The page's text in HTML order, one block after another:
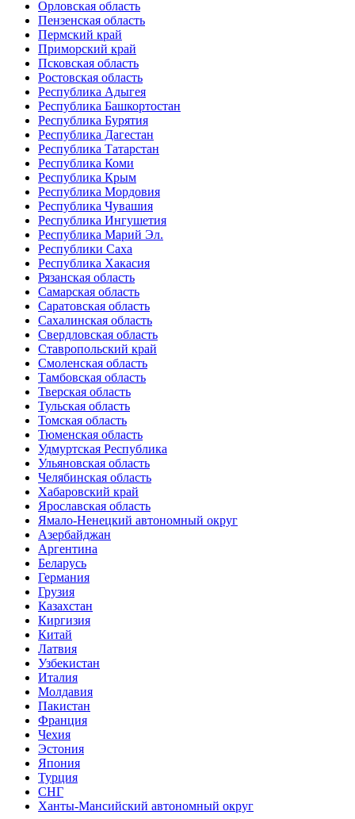
Орловская область
Пензенская область
Пермский край
Приморский край
Псковская область
Ростовская область
Республика Адыгея
Республика Башкортостан
Республика Бурятия
Республика Дагестан
Республика Татарстан
Республика Коми
Республика Крым
Республика Мордовия
Республика Чувашия
Республика Ингушетия
Республика Марий Эл.
Республики Саха
Республика Хакасия
Рязанская область
Самарская область
Саратовская область
Сахалинская область
Свердловская область
Ставропольский край
Смоленская область
Тамбовская область
Тверская область
Тульская область
Томская область
Тюменская область
Удмуртская Республика
Ульяновская область
Челябинская область
Хабаровский край
Ярославская область
Ямало-Ненецкий автономный округ
Азербайджан
Аргентина
Беларусь
Германия
Грузия
Казахстан
Киргизия
Китай
Латвия
Узбекистан
Италия
Молдавия
Пакистан
Франция
Чехия
Эстония
Япония
Турция
СНГ
Ханты-Мансийский автономный округ